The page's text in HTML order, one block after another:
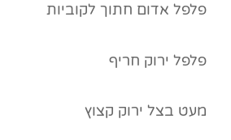
פלפל אדום חתוך לקוביות
פלפל ירוק חריף
מעט בצל ירוק קצוץ